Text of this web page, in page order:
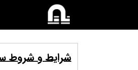
شرایط و شروط